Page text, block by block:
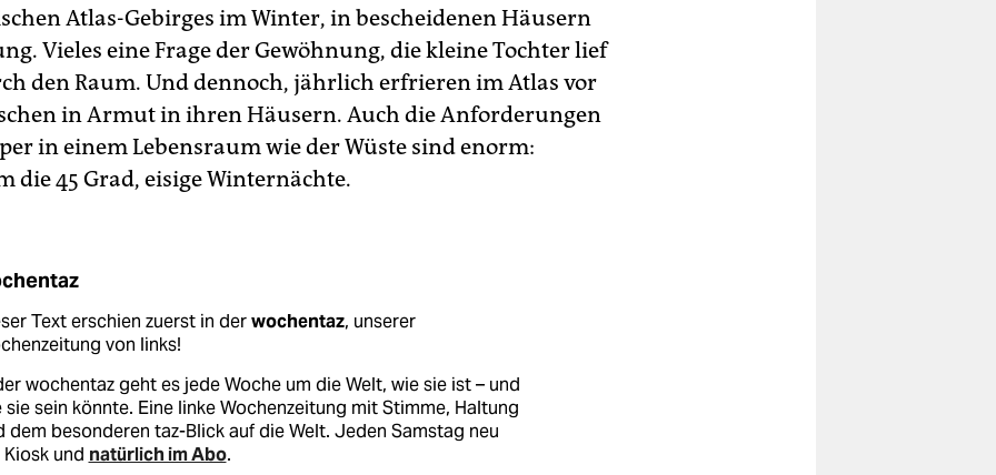
Atlas-Gebirges im Winter, in bescheidenen Häusern
Vieles eine Frage der Gewöhnung, die kleine Tochter lief
den Raum. Und dennoch, jährlich erfrieren im Atlas vor
in Armut in ihren Häusern. Auch die Anforderungen
in einem Lebensraum wie der Wüste sind enorm:
die 45 Grad, eisige Winternächte.
Text erschien zuerst in derwochentaz, unserer
von links!
wochentaz geht es jede Woche um die Welt, wie sie ist – und
sie sein könnte. Eine linke Wochenzeitung mit Stimme, Haltung
dem besonderen taz-Blick auf die Welt. Jeden Samstag neu
Kiosk und natürlich im Abo.